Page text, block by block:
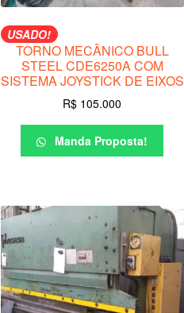
USADO!
TORNO MECÂNICO BULL
STEEL CDE6250A COM
SISTEMA JOYSTICK DE EIXOS
R$ 105.000
Manda Proposta!